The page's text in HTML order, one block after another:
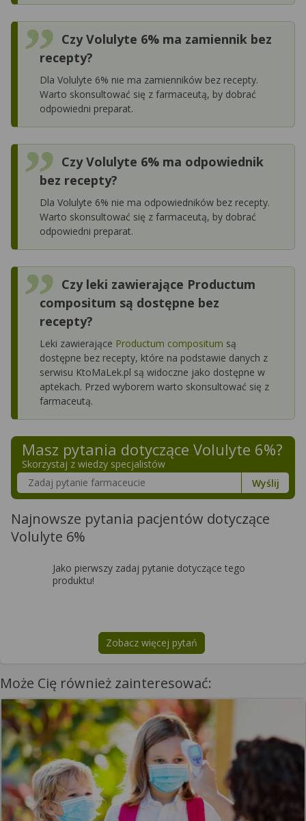
Czy Volulyte 6% ma zamiennik bez
recepty?
Dla Volulyte 6% nie ma zamienników bez recepty.
Warto skonsultować się z farmaceutą, by dobrać
odpowiedni preparat.
Czy Volulyte 6% ma odpowiednik
bez recepty?
Dla Volulyte 6% nie ma odpowiedników bez recepty.
Warto skonsultować się z farmaceutą, by dobrać
odpowiedni preparat.
Czy leki zawierające Productum
compositum są dostępne bez
recepty?
Leki zawierające Productum compositum są
dostępne bez recepty, które na podstawie danych z
serwisu KtoMaLek.pl są widoczne jako dostępne w
aptekach. Przed wyborem warto skonsultować się z
farmaceutą.
Masz pytania dotyczące Volulyte 6%?
Skorzystaj z wiedzy specjalistów
Szukaj w poradnikach o zdrowiu
Wyślij
Najnowsze pytania pacjentów dotyczące
Volulyte 6%
Jako pierwszy zadaj pytanie dotyczące tego
produktu!
Zobacz więcej pytań
na tematVolulyte 6%
Może Cię również zainteresować: